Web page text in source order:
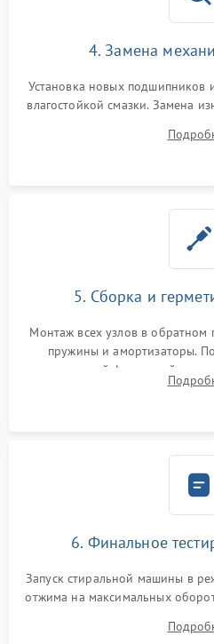
4. Замена
Установка новых подшипников
влагостойкой смазки. Замена
или поврежденной
5. Сборка и
Монтаж всех узлов в обратном
пружины и амортизаторы.
надежной фиксацией
герметиком для
6. Финальное
Запуск стиральной машины в
отжима на максимальных
корректности слива,
посторонних стуков и